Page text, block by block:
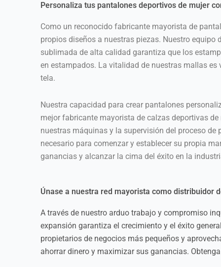
Personaliza tus pantalones deportivos de mujer
Como un reconocido fabricante mayorista de
propios diseños a nuestras piezas. Nuestro equipo
sublimada de alta calidad garantiza que los
en estampados. La vitalidad de nuestras mallas
tela.
Nuestra capacidad para crear pantalones
mejor fabricante mayorista de calzas deportivas
nuestras máquinas y la supervisión del proceso
necesario para comenzar y establecer su propia
ganancias y alcanzar la cima del éxito en la
Únase a nuestra red mayorista como distribuidor
A través de nuestro arduo trabajo y compromiso
expansión garantiza el crecimiento y el éxito
propietarios de negocios más pequeños y
ahorrar dinero y maximizar sus ganancias.